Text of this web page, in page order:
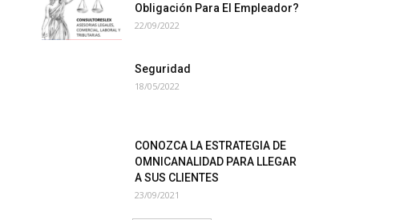
Obligación Para El Empleador?
22/09/2022
Seguridad
18/05/2022
CONOZCA LA ESTRATEGIA DE
OMNICANALIDAD PARA LLEGAR
A SUS CLIENTES
23/09/2021